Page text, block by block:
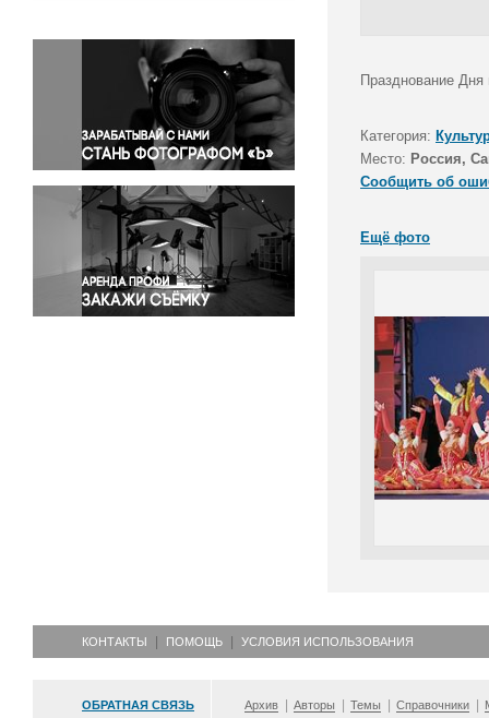
Окружающая среда
Политика
Правосудие
Происшествия и конфликты
Религия
Светская жизнь
Спорт
Экология
Экономика и бизнес
Празднование
Категория:
Место: Россия,
Сообщить об
Ещё фото
КОНТАКТЫ ПОМОЩЬ УСЛОВИЯ ИСПОЛЬЗОВАНИЯ
ОБРАТНАЯ СВЯЗЬ Архив Авторы Темы Справочники